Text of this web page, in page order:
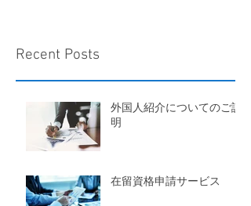
Recent Posts
外国人紹介についてのご説
明
在留資格申請サービス